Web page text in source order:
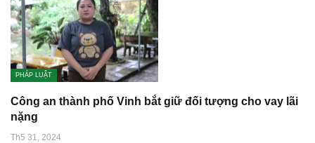
PHÁP LUẬT
Công an thành phố Vinh bắt giữ đối tượng cho vay lãi
nặng
Th5 31, 2024